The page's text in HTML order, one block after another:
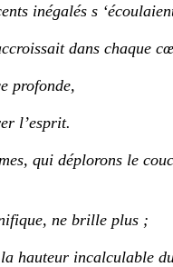
inégalés s
dans chaque
profonde,
l’esprit.
qui déplorons le
ne brille plus ;
hauteur incalculabled